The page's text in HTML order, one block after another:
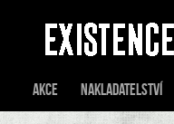
Akce Nakladatelství